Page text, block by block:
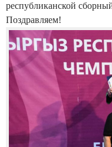
республиканской
Поздравляем!